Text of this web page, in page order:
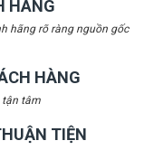
HÃNG
hãng rõ ràng nguồn gốc
HÀNG
tận tâm
TIỆN